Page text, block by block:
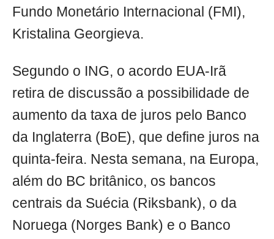
Fundo Monetário Internacional (FMI),
Kristalina Georgieva.
Segundo o ING, o acordo EUA-Irã
retira de discussão a possibilidade de
aumento da taxa de juros pelo Banco
da Inglaterra (BoE), que define juros na
quinta-feira. Nesta semana, na Europa,
além do BC britânico, os bancos
centrais da Suécia (Riksbank), o da
Noruega (Norges Bank) e o Banco